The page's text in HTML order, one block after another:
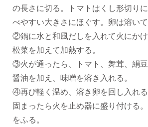
の長さに切る。トマトはくし形切り
べやすい大きさにほぐす。卵は溶いて
②鍋に水と和風だしを入れて火にか
松菜を加えて加熱する。
③火が通ったら、トマト、舞茸、絹豆
醤油を加え、味噌を溶き入れる。
④再び軽く温め、溶き卵を回し入れ
固まったら火を止め器に盛り付ける
をふる。